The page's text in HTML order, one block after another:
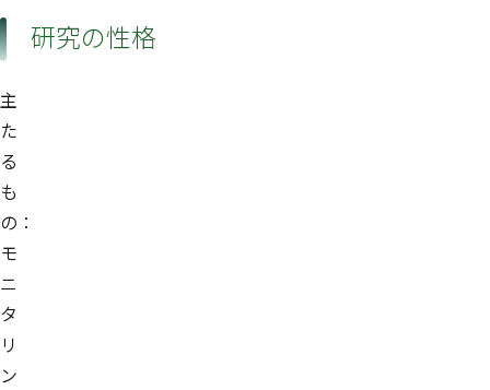
研究の性格
主
た
る
も
の：
モ
ニ
タ
リ
ン